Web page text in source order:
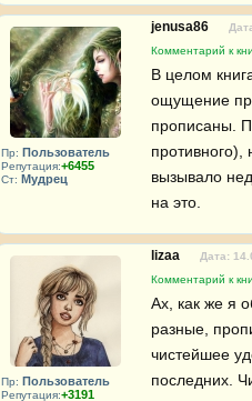
Пр: Пользователь
Репутация:+6455
Ст: Мудрец
jenusa86
Комментарий к
В целом
ощущение
прописаны.
вызывало
на это.
Пр: Пользователь
Репутация:+3191
lizaa
Дата:
Комментарий к
Ах, как же я
разные,
чистейшее
последних.